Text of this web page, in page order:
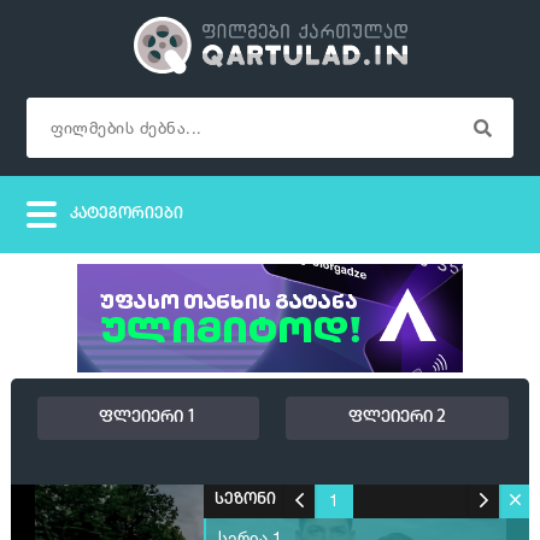
ფლეიერი 1 ფლეიერი 2
სეზონი
1